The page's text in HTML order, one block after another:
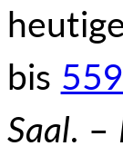
bis
Saal. –